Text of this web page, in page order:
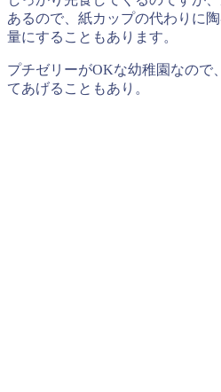
あるので、紙カップの代わりに
量にすることもあります。
プチゼリーがOKな幼稚園なので
てあげることもあり。